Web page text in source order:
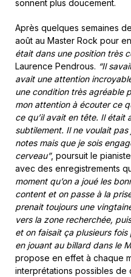
sonnent plus doucement.
Après quelques semaines
août au Master Rock pour
était dans une position très
Laurence Pendrous. “Il
avait une attention
une condition très agréable
mon attention à écouter ce
ce qu’il avait en tête. Il était
subtilement. Il ne voulait
notes mais que je sois
cerveau”, poursuit le
avec des enregistrements
moment qu’on a joué les
content et on passe à la
prenait toujours une
vers la zone recherchée,
et on faisait ça plusieurs
en jouant au billard dans le
propose en effet à chaque
interprétations possibles de